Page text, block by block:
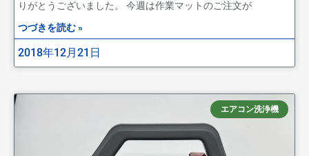
りがとうございました。 今週は作業マットのご注文が
つづきを読む »
2018年12月21日
エアコン洗浄機